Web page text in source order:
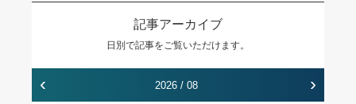
記事アーカイブ
日別で記事をご覧いただけます。
‹ 2026 / 08 ›